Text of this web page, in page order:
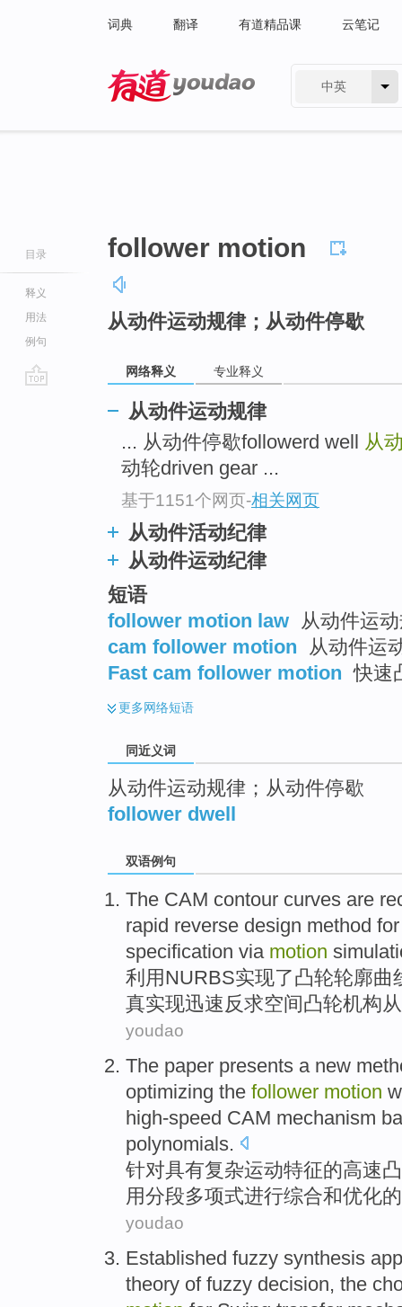
词典 翻译 有道精品课 云笔记
中英
目录
释义
用法
例句
follower motion
从动件运动规律；从动件停歇
网络释义 专业释义
从动件运动规律
... 从动件停歇followerd well 从
动轮driven gear ...
基于1151个网页-相关网页
从动件活动纪律
从动件运动纪律
短语
follower motion law 从动件运
cam follower motion
从动件运
Fast cam follower motion 快速
更多网络短语
同近义词
从动件运动规律；从动件停歇
follower dwell
双语例句
The CAM contour curves are
rapid reverse design method
specification via motion
利用 NURBS实现了凸轮轮廓曲
真实现迅速 反求空间凸轮机构
youdao
The paper presents a new
optimizing the follower motion
high-speed CAM mechanism
polynomials.
针对具有复杂运动特征的高速
用分段多项式进行综合和优化的
youdao
Established fuzzy synthesis
theory offuzzy decision, the